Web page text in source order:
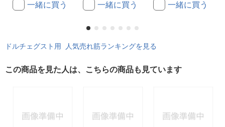
一緒に買う 一緒に買う 一緒に買う
ドルチェグスト用 人気売れ筋ランキングを見る
この商品を見た人は、こちらの商品も見ています